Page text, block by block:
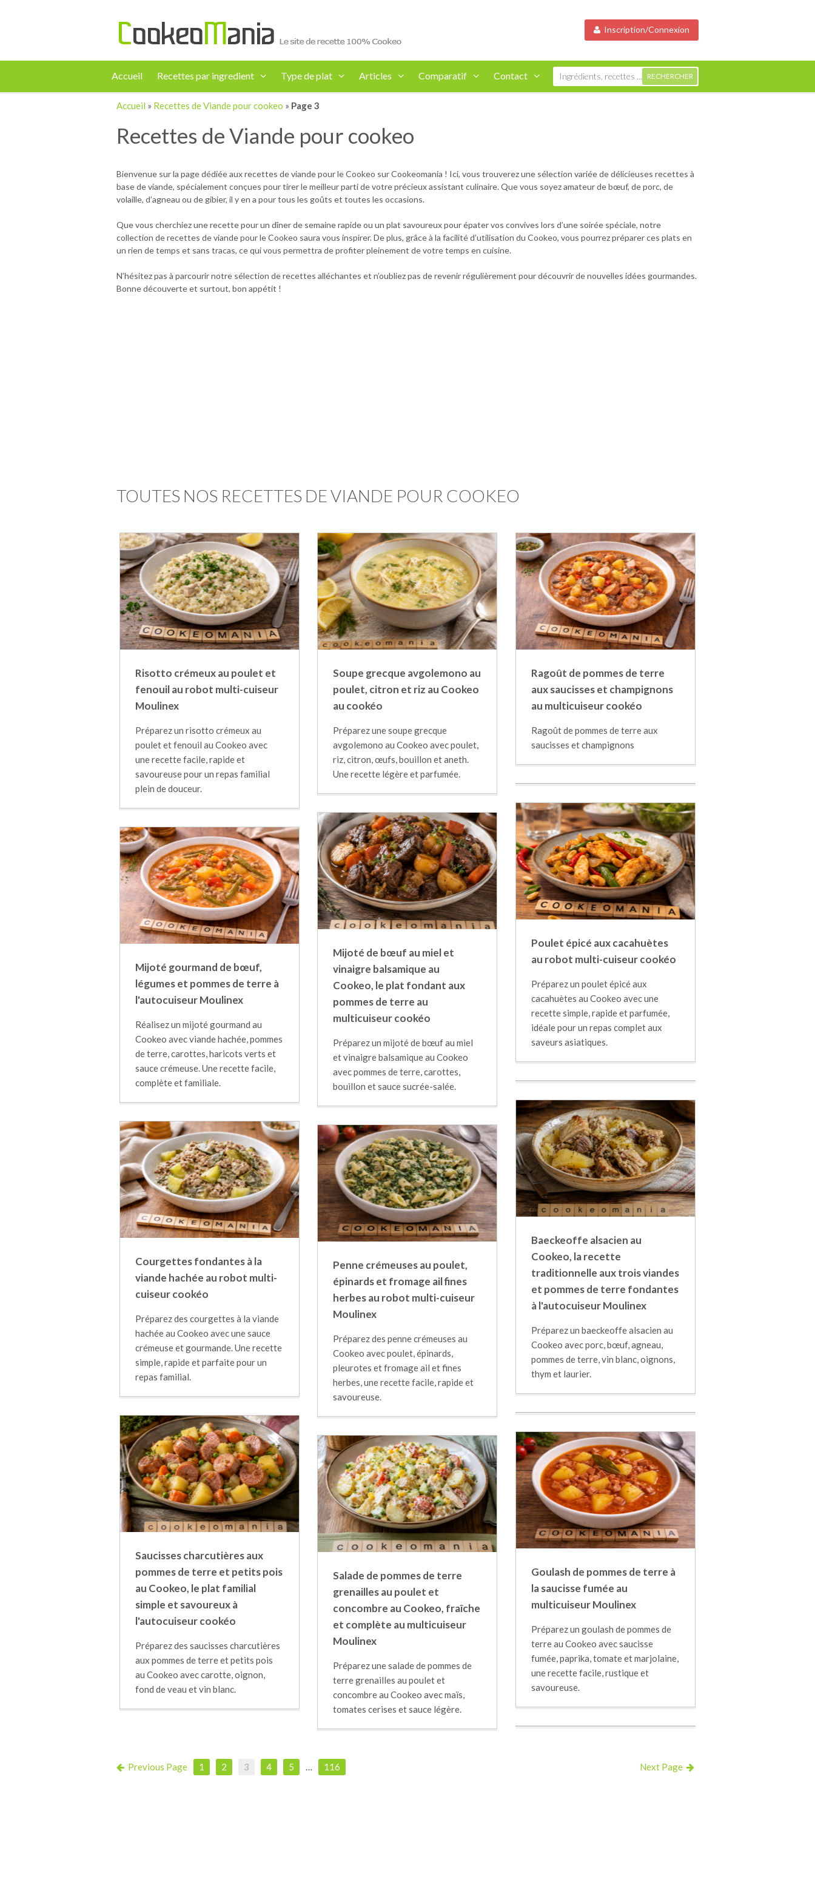
Inscription/Connexion
Accueil Recettes par ingredient Type de plat Articles Comparatif Contact
Accueil » Recettes de Viande pour cookeo » Page 3
Recettes de Viande pour cookeo
Bienvenue sur la page dédiée aux recettes de viande pour le Cookeo sur Cookeomania ! Ici, vous trouverez une sélection variée de délicieuses recettes à
base de viande, spécialement conçues pour tirer le meilleur parti de votre précieux assistant culinaire. Que vous soyez amateur de bœuf, de porc, de
volaille, d’agneau ou de gibier, il y en a pour tous les goûts et toutes les occasions.
Que vous cherchiez une recette pour un dîner de semaine rapide ou un plat savoureux pour épater vos convives lors d’une soirée spéciale, notre
collection de recettes de viande pour le Cookeo saura vous inspirer. De plus, grâce à la facilité d’utilisation du Cookeo, vous pourrez préparer ces plats en
un rien de temps et sans tracas, ce qui vous permettra de profiter pleinement de votre temps en cuisine.
N’hésitez pas à parcourir notre sélection de recettes alléchantes et n’oubliez pas de revenir régulièrement pour découvrir de nouvelles idées gourmandes.
Bonne découverte et surtout, bon appétit !
TOUTES NOS RECETTES DE VIANDE POUR COOKEO
Risotto crémeux au poulet et
fenouil au robot multi-cuiseur
Moulinex
Préparez un risotto crémeux au
poulet et fenouil au Cookeo avec
une recette facile, rapide et
savoureuse pour un repas familial
plein de douceur.
Soupe grecque avgolemono au
poulet, citron et riz au Cookeo
au cookéo
Préparez une soupe grecque
avgolemono au Cookeo avec poulet,
riz, citron, œufs, bouillon et aneth.
Une recette légère et parfumée.
Ragoût de pommes de terre
aux saucisses et champignons
au multicuiseur cookéo
Ragoût de pommes de terre aux
saucisses et champignons
Poulet épicé aux cacahuètes
au robot multi-cuiseur cookéo
Préparez un poulet épicé aux
cacahuètes au Cookeo avec une
recette simple, rapide et parfumée,
idéale pour un repas complet aux
saveurs asiatiques.
Mijoté de bœuf au miel et
vinaigre balsamique au
Cookeo, le plat fondant aux
pommes de terre au
multicuiseur cookéo
Préparez un mijoté de bœuf au miel
et vinaigre balsamique au Cookeo
avec pommes de terre, carottes,
bouillon et sauce sucrée-salée.
Mijoté gourmand de bœuf,
légumes et pommes de terre à
l'autocuiseur Moulinex
Réalisez un mijoté gourmand au
Cookeo avec viande hachée, pommes
de terre, carottes, haricots verts et
sauce crémeuse. Une recette facile,
complète et familiale.
Baeckeoffe alsacien au
Cookeo, la recette
traditionnelle aux trois viandes
et pommes de terre fondantes
à l'autocuiseur Moulinex
Préparez un baeckeoffe alsacien au
Cookeo avec porc, bœuf, agneau,
pommes de terre, vin blanc, oignons,
thym et laurier.
Courgettes fondantes à la
viande hachée au robot multi-
cuiseur cookéo
Préparez des courgettes à la viande
hachée au Cookeo avec une sauce
crémeuse et gourmande. Une recette
simple, rapide et parfaite pour un
repas familial.
Penne crémeuses au poulet,
épinards et fromage ail fines
herbes au robot multi-cuiseur
Moulinex
Préparez des penne crémeuses au
Cookeo avec poulet, épinards,
pleurotes et fromage ail et fines
herbes, une recette facile, rapide et
savoureuse.
Saucisses charcutières aux
pommes de terre et petits pois
au Cookeo, le plat familial
simple et savoureux à
l'autocuiseur cookéo
Préparez des saucisses charcutières
aux pommes de terre et petits pois
au Cookeo avec carotte, oignon,
fond de veau et vin blanc.
Goulash de pommes de terre à
la saucisse fumée au
multicuiseur Moulinex
Préparez un goulash de pommes de
terre au Cookeo avec saucisse
fumée, paprika, tomate et marjolaine,
une recette facile, rustique et
savoureuse.
Salade de pommes de terre
grenailles au poulet et
concombre au Cookeo, fraîche
et complète au multicuiseur
Moulinex
Préparez une salade de pommes de
terre grenailles au poulet et
concombre au Cookeo avec maïs,
tomates cerises et sauce légère.
Previous Page 1 2 3 4 5 … 116 Next Page